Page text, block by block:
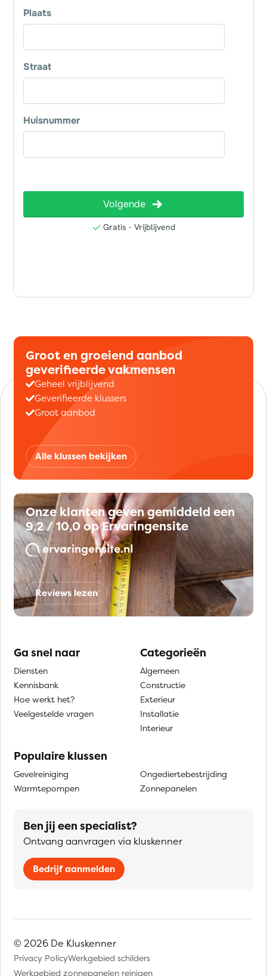
Groot en groeiend aanbod
geverifieerde vakmensen
Geheel vrijblijvend
Geverifieerde klussers
Groot aanbod
Alle klussen bekijken
Onze klanten geven gemiddeld een
9,2 / 10,0 op Ervaringensite
Reviews lezen
Ga snel naar
Diensten
Kennisbank
Hoe werkt het?
Veelgestelde vragen
Categorieën
Algemeen
Constructie
Exterieur
Installatie
Interieur
Populaire klussen
Gevelreiniging
Warmtepompen
Ongediertebestrijding
Zonnepanelen
Ben jij een specialist?
Ontvang aanvragen via kluskenner
Bedrijf aanmelden
© 2026 De Kluskenner
Privacy PolicyWerkgebied schilders
Werkgebied zonnepanelen reinigen